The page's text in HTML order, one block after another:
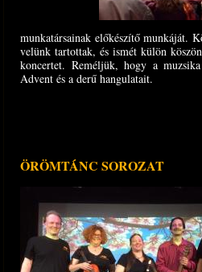
munkatársainak előkészítő munkáját.
velünk tartottak, és ismét külön
koncertet. Reméljük, hogy a
Advent és a derű hangulatait.
ÖRÖMTÁNC SOROZAT